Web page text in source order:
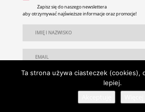
Zapisz się do naszego newslettera
aby otrzymywać najświeższe informacje oraz promocje!
© 2026 Darecky
Ta strona używa ciasteczek (cookies),
lepiej.